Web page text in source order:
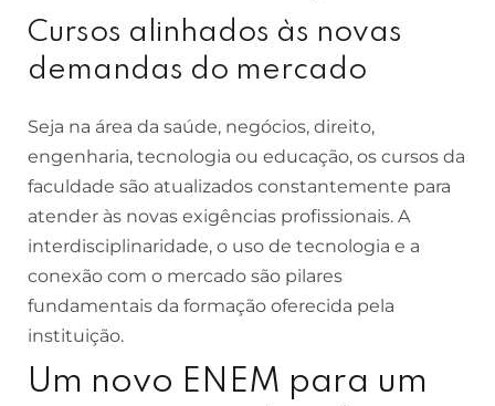
Cursos alinhados às novas
demandas do mercado
Seja na área da saúde, negócios, direito,
engenharia, tecnologia ou educação, os cursos da
faculdade são atualizados constantemente para
atender às novas exigências profissionais. A
interdisciplinaridade, o uso de tecnologia e a
conexão com o mercado são pilares
fundamentais da formação oferecida pela
instituição.
Um novo ENEM para um